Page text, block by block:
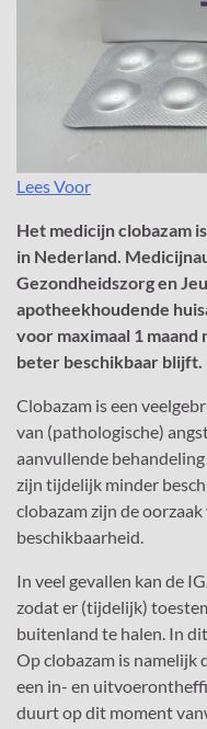
Lees Voor
Het medicijn clobazam
in Nederland.
Gezondheidszorg en
apotheekhoudende
voor maximaal 1
beter beschikbaar blijft.
Clobazam is een
van (pathologische)
aanvullende
zijn tijdelijk minder
clobazam zijn de
beschikbaarheid.
In veel gevallen kan de
zodat er (tijdelijk)
buitenland te halen. In
Op clobazam is namelijk
een in- en
duurt op dit moment